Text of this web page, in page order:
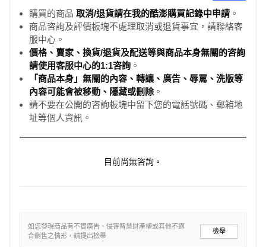
購買的商品 取消/退貨請在我的酷澎購買記錄中申請 。
商品咨詢及評價板塊不處理取消或退貨事宜，請聯絡客
服中心。
價格、賣家、換貨/退貨及配送等與商品本身無關的咨詢
請使用客服中心的1:1咨詢 。
「商品本身」無關的內容、轉讓、廣告、辱罵、洗版等
內容可能會被移動、隱藏或刪除。
請不要在公開的咨詢板塊中留下您的電話號碼、郵箱地
址等個人資訊。
目前尚無咨詢。
如您發現商品有不實廣告、侵害智慧財產權或其他不適
合銷售之情形，請提出檢舉
檢舉